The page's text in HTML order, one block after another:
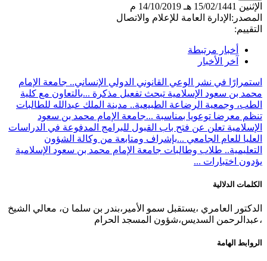
الإثنين 15/02/1441 هـ
14/10/2019 م
المصدر: الإدارة العامة للإعلام والاتصال
التقييم:
أخبار مرتبطة
آخر الأخبار
استمرارًا في نشر الوعي القانوني الدولي الإنساني.. جامعة الإمام
محمد بن سعود الإسلامية تبحث تفعيل مذكرة ...بالتعاون مع كلية
الطب، وجمعية الرضاعة الطبيعية.. مدينة الملك عبدالله للطالبات
تنظم معرضا توعويا بمناسبة ...جامعة الإمام محمد بن سعود
الإسلامية تعلن عن فتح باب القبول للبرامج المدفوعة في الدراسات
العليا للعام الجامعي ...بإشراف ومتابعة من وكالة الشؤون
التعليمية.. طلاب وطالبات جامعة الإمام محمد بن سعود الإسلامية
يؤدون اختبارات ...
الكلمات الدلالية
الدكتور العامري ،يستقبل سمو الأمير،بندر بن سلما ن، معالي الشيخ
،عبدالرحمن السديس،شؤون المسجد الحرام
الروابط الهامة